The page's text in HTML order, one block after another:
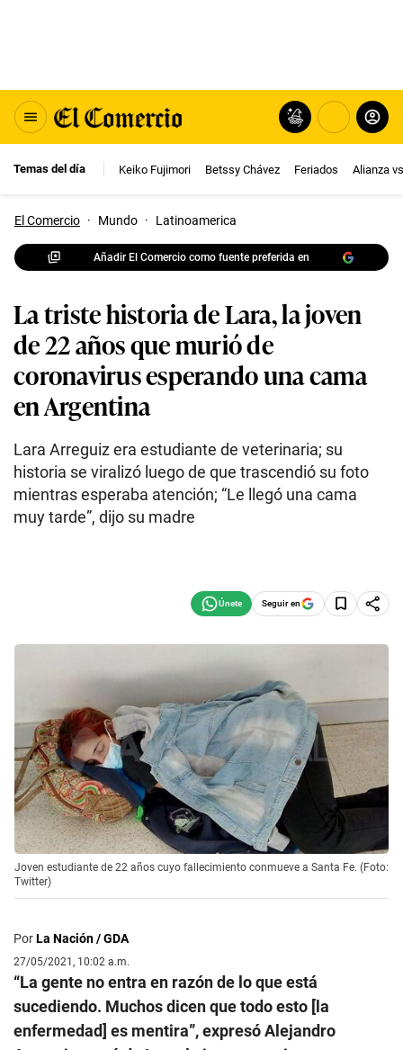
Temas del día Keiko Fujimori Betssy Chávez Feriados Alianza
El Comercio · Mundo · Latinoamerica
Añadir El Comercio como fuente preferida en
La triste historia de Lara, la joven
de 22 años que murió de
coronavirus esperando una cama
en Argentina
Lara Arreguiz era estudiante de veterinaria; su
historia se viralizó luego de que trascendió su foto
mientras esperaba atención; “Le llegó una cama
muy tarde”, dijo su madre
Seguir en
Joven estudiante de 22 años cuyo fallecimiento conmueve a Santa Fe. (Foto:
Twitter)
PorLa Nación / GDA
27/05/2021, 10:02 a.m.
“La gente no entra en razón de lo que está
sucediendo. Muchos dicen que todo esto [la
enfermedad] es mentira”, expresó Alejandro